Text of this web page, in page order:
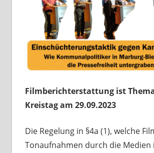
Filmberichterstattung ist
Kreistag am 29.09.2023
Die Regelung in §4a (1), welche
Tonaufnahmen durch die Medien